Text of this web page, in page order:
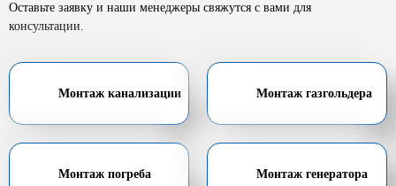
Оставьте заявку и наши менеджеры свяжутся с вами для
консультации.
Монтаж канализации Монтаж газгольдера
Монтаж погреба Монтаж генератора